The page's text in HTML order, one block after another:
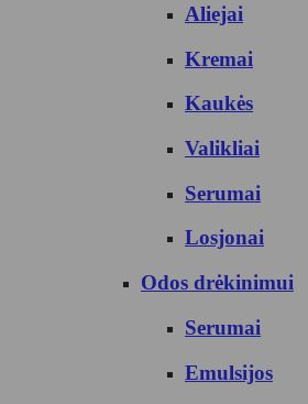
Aliejai
Kremai
Kaukės
Valikliai
Serumai
Losjonai
Odos drėkinimui
Serumai
Emulsijos